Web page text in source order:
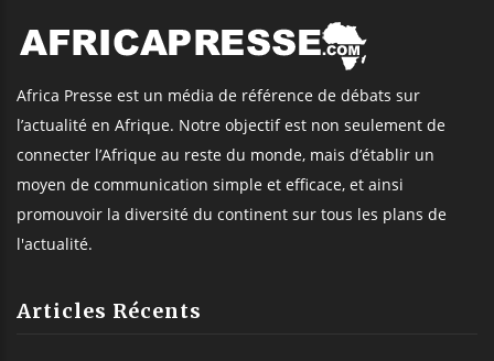
Africa Presse est un média de référence de débats sur
l’actualité en Afrique. Notre objectif est non seulement de
connecter l’Afrique au reste du monde, mais d’établir un
moyen de communication simple et efficace, et ainsi
promouvoir la diversité du continent sur tous les plans de
l'actualité.
Articles Récents